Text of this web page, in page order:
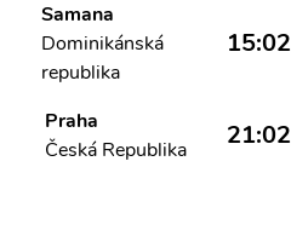
Samana
Dominikánská
republika
15:02
Praha
Česká Republika
21:02